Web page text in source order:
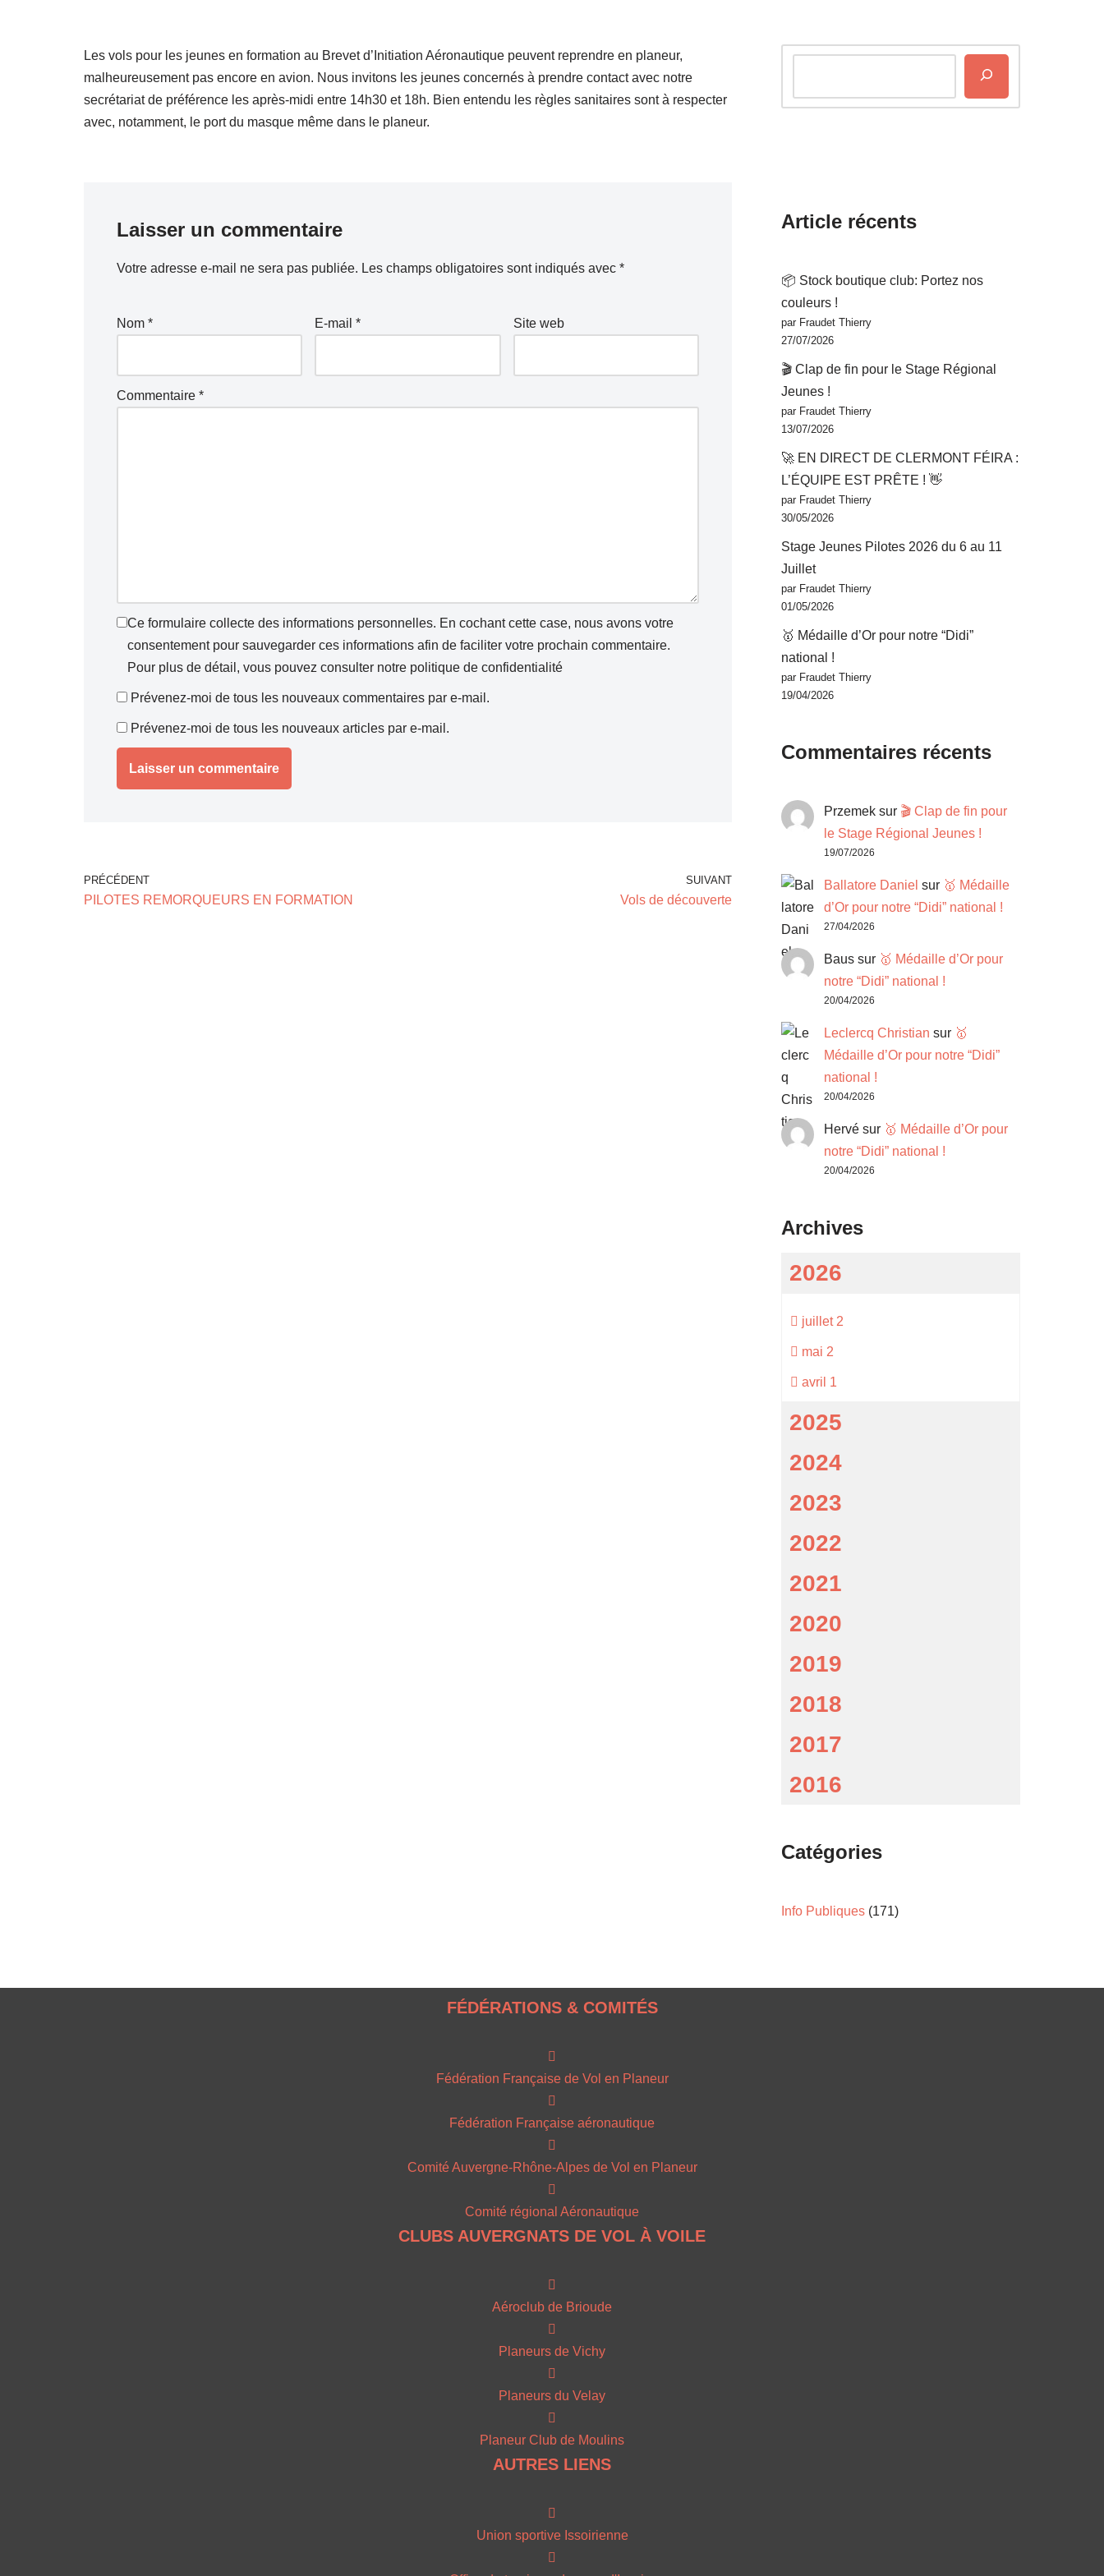
Les vols pour les jeunes en formation au Brevet d’Initiation Aéronautique peuvent reprendre en planeur,
malheureusement pas encore en avion. Nous invitons les jeunes concernés à prendre contact avec notre
secrétariat de préférence les après-midi entre 14h30 et 18h. Bien entendu les règles sanitaires sont à respecter
avec, notamment, le port du masque même dans le planeur.
Laisser un commentaire
Votre adresse e-mail ne sera pas publiée. Les champs obligatoires sont indiqués avec *
Nom * E-mail* Site web
Commentaire *
Ce formulaire collecte des informations personnelles. En cochant cette case, nous avons votre
consentement pour sauvegarder ces informations afin de faciliter votre prochain commentaire.
Pour plus de détail, vous pouvez consulter notre politique de confidentialité
Prévenez-moi de tous les nouveaux commentaires par e-mail.
Prévenez-moi de tous les nouveaux articles par e-mail.
PRÉCÉDENT
PILOTES REMORQUEURS EN FORMATION
SUIVANT
Vols de découverte
Article récents
📦 Stock boutique club: Portez nos
couleurs !
par Fraudet Thierry
27/07/2026
🎬 Clap de fin pour le Stage Régional
Jeunes !
par Fraudet Thierry
13/07/2026
🚀 EN DIRECT DE CLERMONT FÉIRA :
L’ÉQUIPE EST PRÊTE ! 👋
par Fraudet Thierry
30/05/2026
Stage Jeunes Pilotes 2026 du 6 au 11
Juillet
par Fraudet Thierry
01/05/2026
🥇 Médaille d’Or pour notre “Didi”
national !
par Fraudet Thierry
19/04/2026
Commentaires récents
Przemek sur 🎬 Clap de fin pour
le Stage Régional Jeunes !
19/07/2026
Ballatore Daniel sur 🥇 Médaille
d’Or pour notre “Didi” national !
27/04/2026
Baus sur 🥇 Médaille d’Or pour
notre “Didi” national !
20/04/2026
Leclercq Christian sur 🥇
Médaille d’Or pour notre “Didi”
national !
20/04/2026
Hervé sur 🥇 Médaille d’Or pour
notre “Didi” national !
20/04/2026
Archives
2026
juillet 2
mai 2
avril 1
2025
2024
2023
2022
2021
2020
2019
2018
2017
2016
Catégories
Info Publiques (171)
FÉDÉRATIONS & COMITÉS
Fédération Française de Vol en Planeur
Fédération Française aéronautique
Comité Auvergne-Rhône-Alpes de Vol en Planeur
Comité régional Aéronautique
CLUBS AUVERGNATS DE VOL À VOILE
Aéroclub de Brioude
Planeurs de Vichy
Planeurs du Velay
Planeur Club de Moulins
AUTRES LIENS
Union sportive Issoirienne